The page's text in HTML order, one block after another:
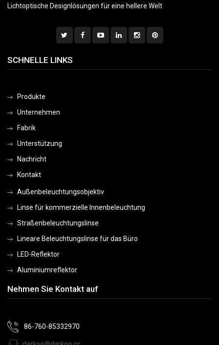
Lichtoptische Designlösungen für eine hellere Welt
SCHNELLE LINKS
Produkte
Unternehmen
Fabrik
Unterstützung
Nachricht
Kontakt
Außenbeleuchtungsobjektiv
Linse für kommerzielle Innenbeleuchtung
Straßenbeleuchtungslinse
Lineare Beleuchtungslinse für das Büro
LED-Reflektor
Aluminiumreflektor
Nehmen Sie Kontakt auf
86-760-85332970